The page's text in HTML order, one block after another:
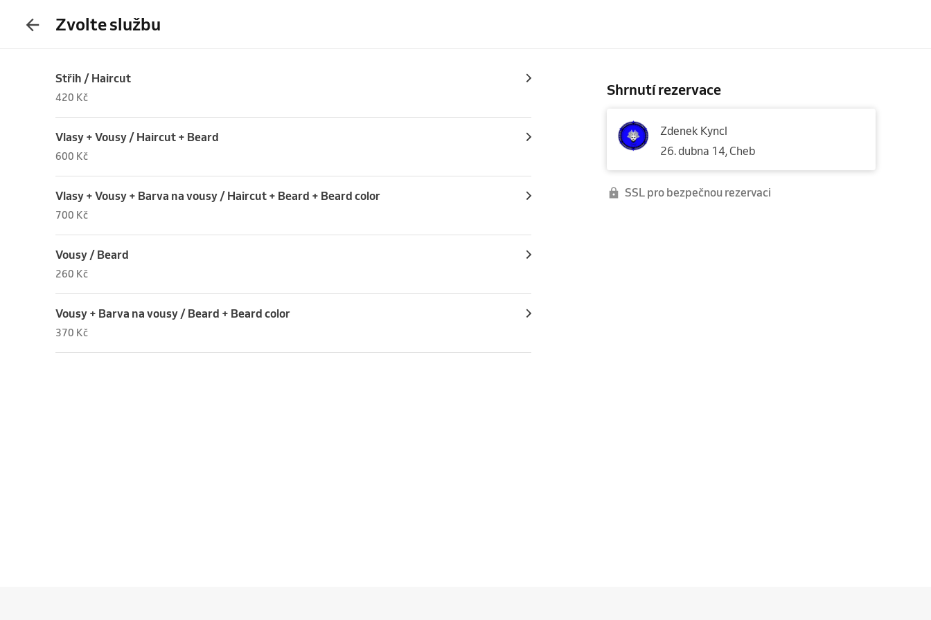
Zvolte službu
Střih / Haircut
420 Kč
Vlasy + Vousy / Haircut + Beard
600 Kč
Vlasy + Vousy + Barva na vousy / Haircut + Beard + Beard color
700 Kč
Vousy / Beard
260 Kč
Vousy + Barva na vousy / Beard + Beard color
370 Kč
Shrnutí rezervace
Zdenek Kyncl
26. dubna 14, Cheb
SSL pro bezpečnou rezervaci